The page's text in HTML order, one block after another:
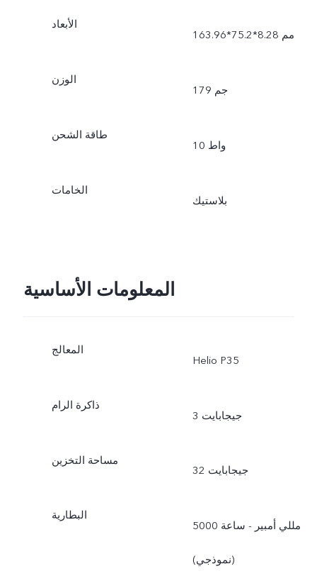
الأبعاد
163.96*75.2*8.28 مم
الوزن
179 جم
طاقة الشحن
10 واط
الخامات
بلاستيك
المعلومات الأساسية
المعالج
Helio P35
ذاكرة الرام
3 جيجابايت
مساحة التخزين
32 جيجابايت
البطارية
5000 مللي أمبير - ساعة
(نموذجي)